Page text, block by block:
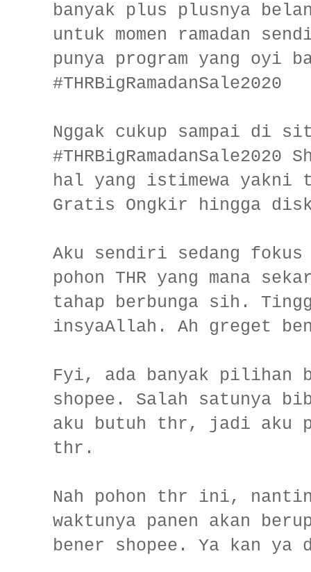
banyak plus plusnya
untuk momen ramadan
punya program yang oyi
#THRBigRamadanSale2020
Nggak cukup sampai di
hal yang istimewa yakni
Gratis Ongkir hingga
Aku sendiri sedang fokus
pohon THR yang mana
tahap berbunga sih.
insyaAllah. Ah greget
Fyi, ada banyak pilihan
shopee. Salah satunya
aku butuh thr, jadi aku
thr.
Nah pohon thr ini,
waktunya panen akan
bener shopee. Ya kan ya